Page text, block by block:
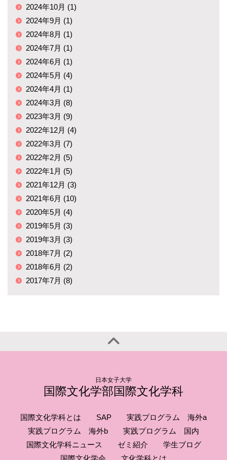
2024年10月 (1)
2024年9月 (1)
2024年8月 (1)
2024年7月 (1)
2024年6月 (1)
2024年5月 (4)
2024年4月 (1)
2024年3月 (8)
2023年3月 (9)
2022年12月 (4)
2022年3月 (7)
2022年2月 (5)
2022年1月 (5)
2021年12月 (3)
2021年6月 (10)
2020年5月 (4)
2019年5月 (3)
2019年3月 (3)
2018年7月 (2)
2018年6月 (2)
2017年7月 (8)
日本女子大学
国際文化学部国際文化学科
国際文化学科とは SAP
実践プログラム 海外a
実践プログラム 海外b
実践プログラム 国内
国際文化学科ニュース
ゼミ紹介
学生ブログ